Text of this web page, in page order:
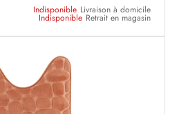
Indisponible Livraison à domicile
Indisponible Retrait en magasin